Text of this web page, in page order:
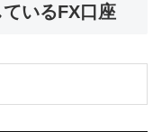
いるFX口座